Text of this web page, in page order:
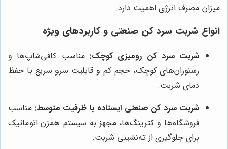
میزان مصرف انرژی اهمیت دارد.
انواع شربت سرد کن صنعتی و کاربردهای ویژه
شربت سرد کن رومیزی کوچک: مناسب کافی‌شاپ‌ها و
رستوران‌های کوچک، حجم کم و قابلیت سرو سریع با حفظ
دمای شربت.
شربت سرد کن صنعتی ایستاده با ظرفیت متوسط: مناسب
فروشگاه‌ها و کترینگ‌ها، مجهز به سیستم همزن اتوماتیک
برای جلوگیری از ته‌نشینی شربت.